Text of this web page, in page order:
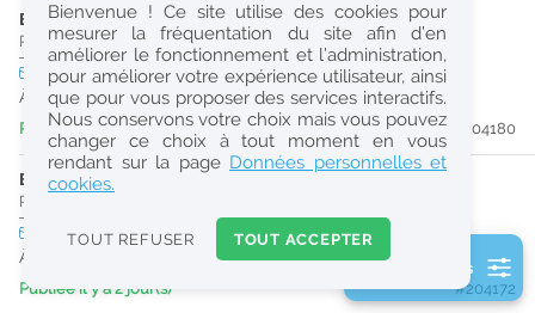
Réinitialiser
2
0
k
Consulter les offres de la France d'outre-mer
ETUDIANT EN PHARMACIE (H/F)
Pharmacie d'Officine|69150Décines-Charpieu
CDI temps partiel
À partir du 30/08/26
Publiée il y a 2 jour(s)
#204180
ETUDIANT EN PHARMACIE (H/F)
Pharmacie d'Officine
CDItemps partiel
À partir du 31/08/26
Publiée il y a 2 jour(s)
#204172
2 filtre(s) actifs
Bienvenue ! Ce site utilise des cookies pour
mesurer la fréquentation du site afin d’en
améliorer le fonctionnement et l’administration,
pour améliorer votre expérience utilisateur, ainsi
que pour vous proposer des services interactifs.
Nous conservons votre choix mais vous pouvez
changer ce choix à tout moment en vous
rendant sur la page Données personnelles et
cookies.
TOUT REFUSER TOUT ACCEPTER